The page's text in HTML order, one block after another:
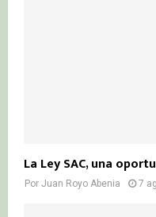
La Ley SAC, una
Por Juan Royo Abenia 7